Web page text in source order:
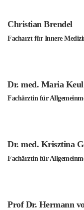
Christian Brendel
Facharzt für Innere
Dr. med. Maria Keul
Fachärztin für
Dr. med. Krisztina
Fachärztin für
Prof Dr. Hermann